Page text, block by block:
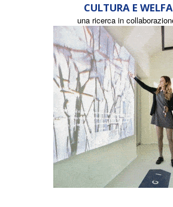
CULTURA E
una ricerca in